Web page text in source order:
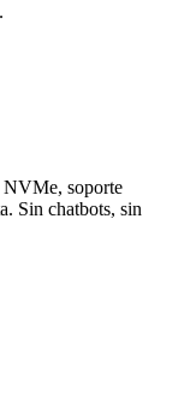
NVMe, soporte
Sin chatbots, sin